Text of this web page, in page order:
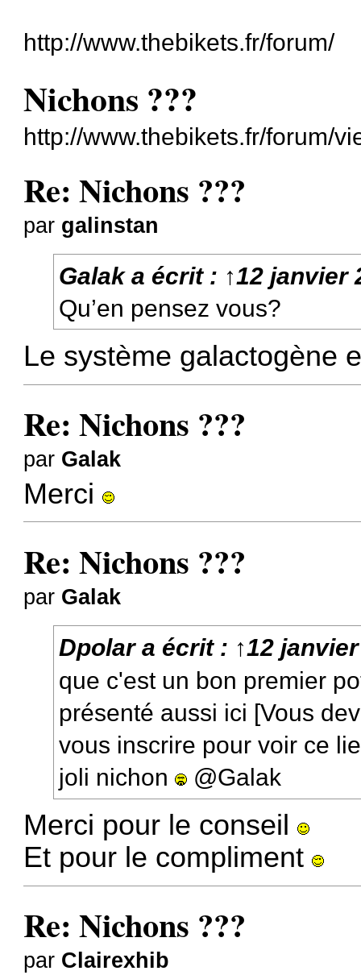
http://www.thebikets.fr/forum/
Nichons ???
http://www.thebikets.fr/forum/
Re: Nichons ???
par galinstan
Galaka écrit : ↑12 janvier
Qu’en pensez vous?
Le système galactogène
Re: Nichons ???
par Galak
Merci
Re: Nichons ???
par Galak
Dpolara écrit : ↑12
que c'est un bon premier
présenté aussi ici [Vous
vous inscrire pour voir ce
joli nichon
@Galak
Merci pour le conseil
Et pour le compliment
Re: Nichons ???
par Clairexhib